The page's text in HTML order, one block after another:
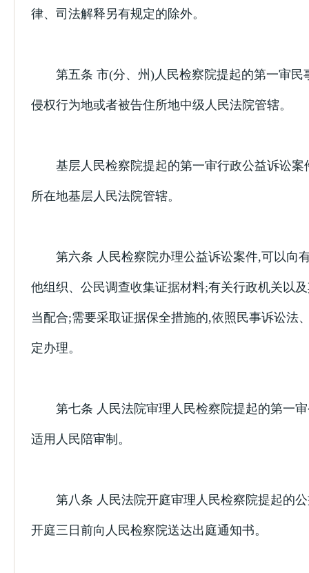
律、司法解释另有规定的除外。
第五条 市(分、州)人民检察院提起的第一审民
侵权行为地或者被告住所地中级人民法院管辖。
基层人民检察院提起的第一审行政公益诉讼案
所在地基层人民法院管辖。
第六条 人民检察院办理公益诉讼案件,可以向
他组织、公民调查收集证据材料;有关行政机关以
当配合;需要采取证据保全措施的,依照民事诉讼法
定办理。
第七条 人民法院审理人民检察院提起的第一审
适用人民陪审制。
第八条 人民法院开庭审理人民检察院提起的公
开庭三日前向人民检察院送达出庭通知书。